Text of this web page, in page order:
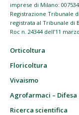
imprese di Milano:
Registrazione Tribunale
registrata al Tribunale di
Roc n. 24344 dell’11
Orticoltura
Floricoltura
Vivaismo
Agrofarmaci – Difesa
Ricerca scientifica